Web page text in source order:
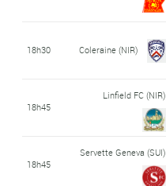
18h30 Coleraine (NIR)
18h45
Linfield FC (NIR)
18h45
Servette Geneva (SUI)